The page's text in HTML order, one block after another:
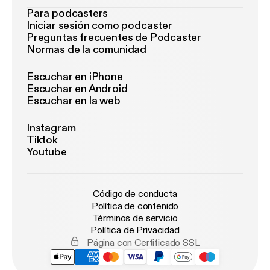
Para podcasters
Iniciar sesión como podcaster
Preguntas frecuentes de Podcaster
Normas de la comunidad
Escuchar en iPhone
Escuchar en Android
Escuchar en la web
Instagram
Tiktok
Youtube
Código de conducta
Política de contenido
Términos de servicio
Política de Privacidad
Página con Certificado SSL